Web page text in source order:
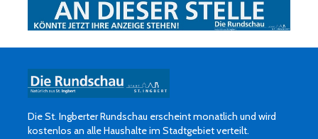
Die St. Ingberter Rundschau erscheint monatlich und wird
kostenlos an alle Haushalte im Stadtgebiet verteilt.